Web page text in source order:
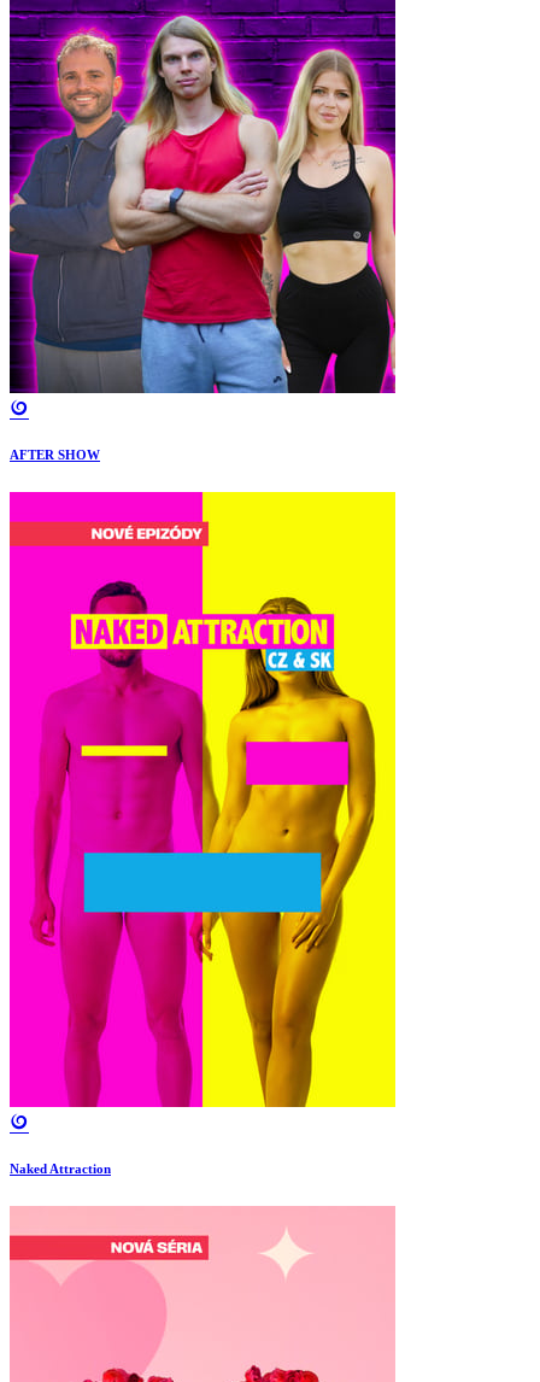
AFTER SHOW
Naked Attraction